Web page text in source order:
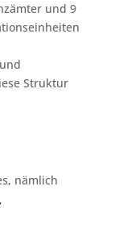
und 9
Struktur
nämlich